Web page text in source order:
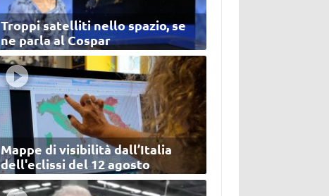
Troppi satelliti nello spazio, se
ne parla al Cospar
Mappe di visibilità dall’Italia
dell'eclissi del 12 agosto